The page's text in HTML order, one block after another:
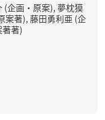
(企画・原案), 夢枕獏
案著), 藤田勇利亜 (企
著)